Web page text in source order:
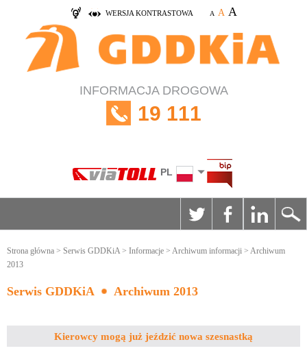
WERSJA KONTRASTOWA A A A
INFORMACJA DROGOWA
19 111
PL
Strona główna > Serwis GDDKiA> Informacje > Archiwum informacji > Archiwum
2013
Serwis GDDKiA Archiwum 2013
Kierowcy mogą już jeździć nowa szesnastką